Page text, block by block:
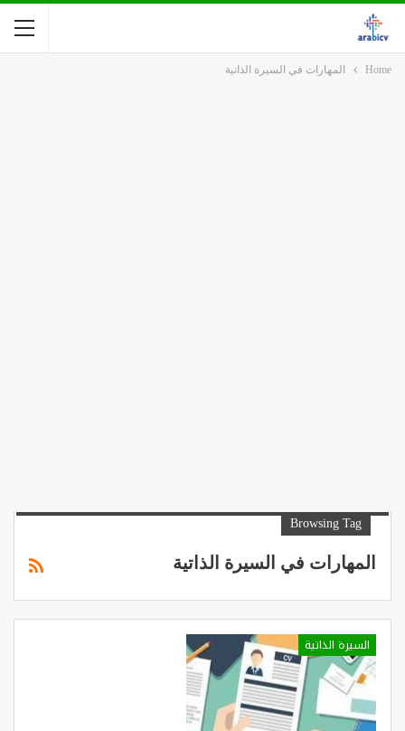
Home المهارات في السيرة الذاتية
Browsing Tag
المهارات في السيرة الذاتية
السيرة الذاتية